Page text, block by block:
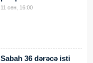
11 сен, 16:00
Sabah 36 dərəcə isti